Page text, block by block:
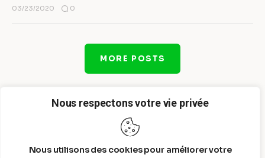
Nous respectons votre vie privée
Nous utilisons des cookies pour améliorer votre
03/23/2020 0
MORE POSTS